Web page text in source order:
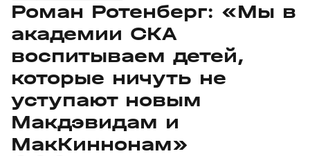
Роман Ротенберг: «Мы в
академии СКА
воспитываем детей,
которые ничуть не
уступают новым
Макдэвидам и
МакКиннонам»